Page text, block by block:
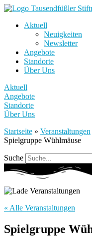
Aktuell
Neuigkeiten
Newsletter
Angebote
Standorte
Über Uns
Aktuell
Angebote
Standorte
Über Uns
Startseite » Veranstaltungen
Spielgruppe Wühlmäuse
Suche
« Alle Veranstaltungen
Spielgruppe